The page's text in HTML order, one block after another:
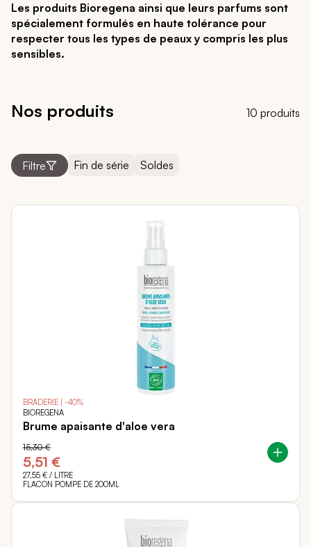
Les produits Bioregena ainsi que leurs parfums sont
spécialement formulés en haute tolérance pour
respecter tous les types de peaux y compris les plus
sensibles.
10 produits
Nos produits
Filtre Fin de série Soldes
BRADERIE | -40%
BIOREGENA
Brume apaisante d'aloe vera
5,51 €
15,30 €
27,55 € / LITRE
FLACON POMPE DE 200ML